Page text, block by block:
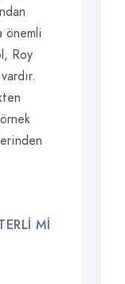
önemli
Roy
MI